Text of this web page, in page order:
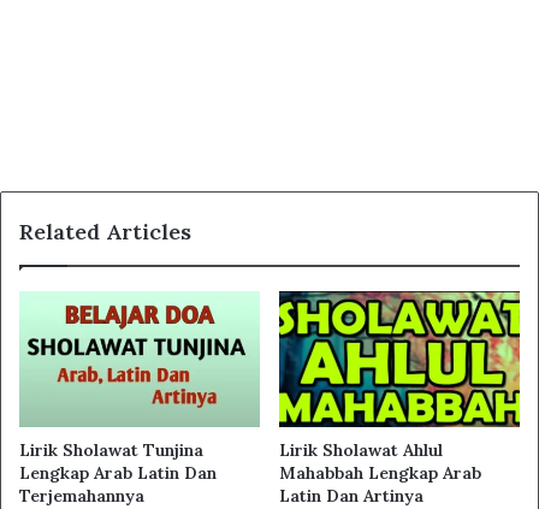
Related Articles
Lirik Sholawat Tunjina
Lengkap Arab Latin Dan
Terjemahannya
Lirik Sholawat Ahlul
Mahabbah Lengkap Arab
Latin Dan Artinya